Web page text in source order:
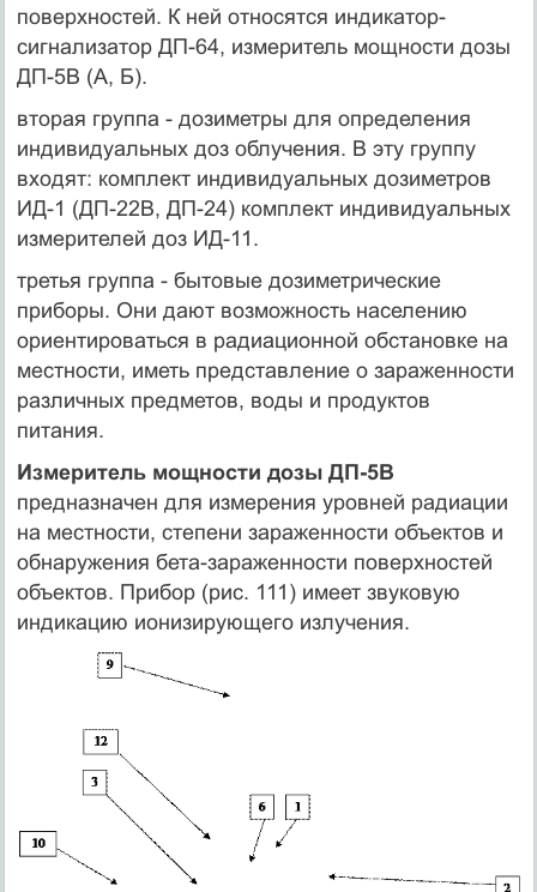
поверхностей. К ней относятся индикатор-
сигнализатор ДП-64, измеритель мощности дозы
ДП-5В (А, Б).
вторая группа - дозиметры для определения
индивидуальных доз облучения. В эту группу
входят: комплект индивидуальных дозиметров
ИД-1 (ДП-22В, ДП-24) комплект индивидуальных
измерителей доз ИД-11.
третья группа - бытовые дозиметрические
приборы. Они дают возможность населению
ориентироваться в радиационной обстановке на
местности, иметь представление о зараженности
различных предметов, воды и продуктов
питания.
Измеритель мощности дозы ДП-5В
предназначен для измерения уровней радиации
на местности, степени зараженности объектов и
обнаружения бета-зараженности поверхностей
объектов. Прибор (рис. 111) имеет звуковую
индикацию ионизирующего излучения.